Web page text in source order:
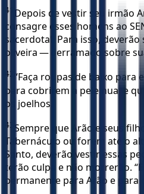
41 Depois de vestir seu irmão
consagre esses homens ao
sacerdotal. Para isso,
oliveira — derramado sobre
42 “Faça roupas de baixo
para cobrirem a pele nua, e
os joelhos.
43 Sempre que Arão e seus
Tabernáculo ou forem até o
Santo, deverão vestir essas
terão culpa e não morrerão.
permanente para Arão e para